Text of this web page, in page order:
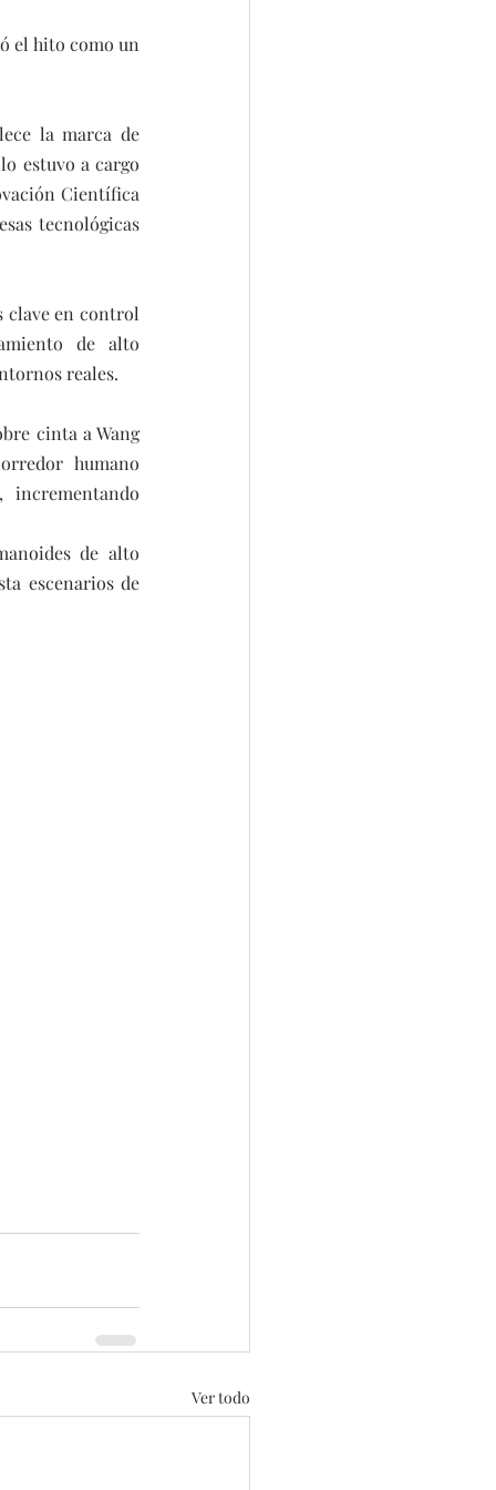
el hito como un
la marca de
estuvo a cargo
Científica
tecnológicas
clave en control
de alto
reales.
cinta a Wang
humano
de alto
escenarios de
Ver todo